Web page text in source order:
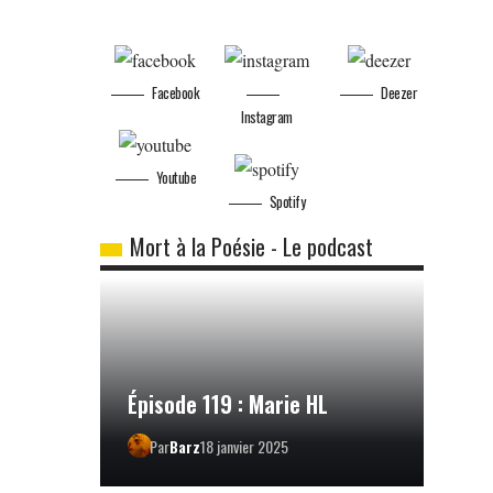
Facebook
Youtube
Instagram
Spotify
Deezer
Mort à la Poésie - Le podcast
Épisode 119 : Marie HL
ParBarz18 janvier 2025